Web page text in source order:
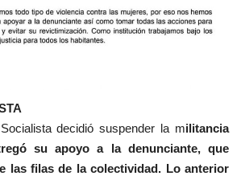
decidió suspender la militancia
su apoyo a la denunciante, que
las filas de la colectividad. Lo anterior